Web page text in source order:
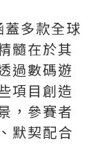
多款全球
髓在於其
過數碼遊
項目創造
，參賽者
默契配合